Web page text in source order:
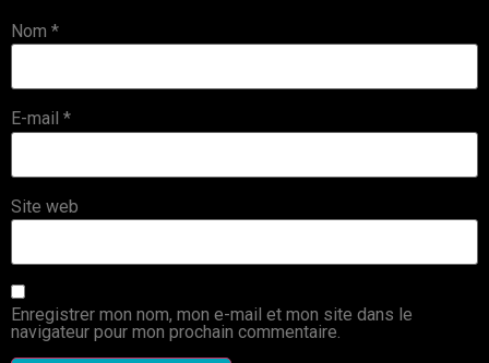
Nom *
E-mail *
Site web
Enregistrer mon nom, mon e-mail et mon site dans le
navigateur pour mon prochain commentaire.